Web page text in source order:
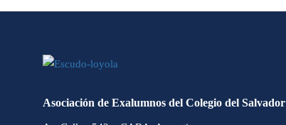
Asociación de Exalumnos del Colegio del Salvador